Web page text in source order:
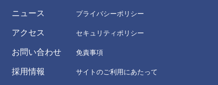
ニュース
アクセス
お問い合わせ
採用情報
プライバシーポリシー
セキュリティポリシー
免責事項
サイトのご利用にあたって